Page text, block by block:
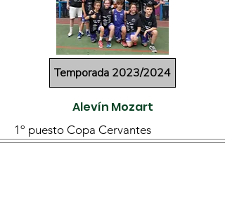
Temporada 2023/2024
Alevín Mozart
1º puesto Copa Cervantes